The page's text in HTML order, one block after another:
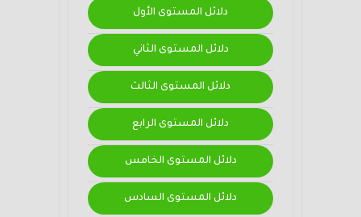
دلائل المستوى الأول
دلائل المستوى الثاني
دلائل المستوى الثالث
دلائل المستوى الرابع
دلائل المستوى الخامس
دلائل المستوى السادس